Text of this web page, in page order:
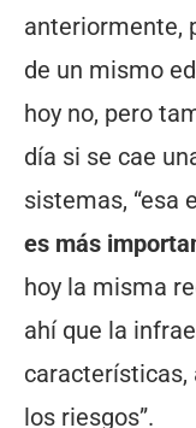
anteriormente,
de un mismo
hoy no, pero
día si se cae
sistemas, “esa
es más
hoy la misma
ahí que la
características,
los riesgos”.